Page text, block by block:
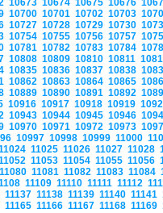
10673 10674 10675 10676
10700 10701 10702 10703
10727 10728 10729 10730
10754 10755 10756 10757
10781 10782 10783 10784
10808 10809 10810 10811
10835 10836 10837 10838
10862 10863 10864 10865
10889 10890 10891 10892
10916 10917 10918 10919
10943 10944 10945 10946
10970 10971 10972 10973
10997 10998 10999 11000
11025 11026 11027 11028
11053 11054 11055 11056
11080 11081 11082 11083 11084
11109 11110 11111 11112
11137 11138 11139 11140 11141
11165 11166 11167 11168 11169